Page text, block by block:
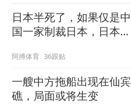
日本半死了，如果仅是中
国一家制裁日本，日本可
阿搏体育 36跟贴
一艘中方拖船出现在仙宾
礁，局面或将生变